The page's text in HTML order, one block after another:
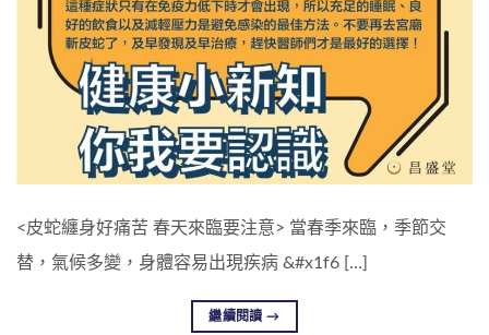
<皮蛇纏身好痛苦 春天來臨要注意> 當春季來臨，季節交
替，氣候多變，身體容易出現疾病 &#x1f6 […]
繼續閱讀→